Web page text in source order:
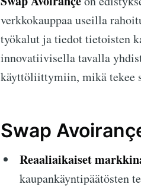
verkkokauppaa useilla
työkalut ja tiedot tietoisten
innovatiivisella tavalla
käyttöliittymiin, mikä tekee
Swap
Reaaliaikaiset
kaupankäyntipäätösten